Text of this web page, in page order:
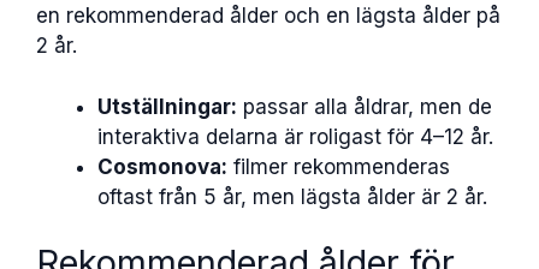
en rekommenderad ålder och en lägsta ålder på
2 år.
Utställningar: passar alla åldrar, men de
interaktiva delarna är roligast för 4–12 år.
Cosmonova: filmer rekommenderas
oftast från 5 år, men lägsta ålder är 2 år.